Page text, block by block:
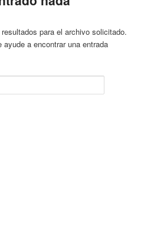
para el archivo solicitado.
ayude a encontrar una entrada